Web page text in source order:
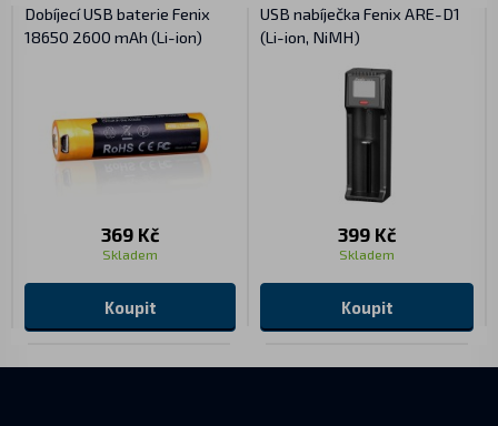
Dobíjecí USB baterie Fenix
18650 2600 mAh (Li-ion)
369 Kč
Skladem
Koupit
USB nabíječka Fenix ARE-D1
(Li-ion, NiMH)
399 Kč
Skladem
Koupit